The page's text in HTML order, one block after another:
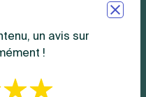
personnel minimum
de répartir les
d’une
un apport
50 % du montant total
un avis sur
!